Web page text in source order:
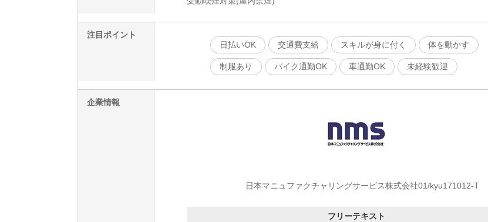
注目ポイント
日払いOK
交通費支給 スキルが身に付く 体を動かす
制服あり バイク通勤OK 車通勤OK 未経験歓迎
企業情報
日本マニュファクチャリングサービス株式会社01/kyu171012-T
フリーテキスト